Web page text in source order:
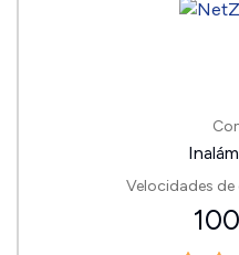
Velocidades